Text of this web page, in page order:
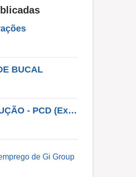
BUCAL
OPERADOR PRODUÇÃO - PCD (Exclusivo Para Profissionais Com Deficiência)*
de Gi Group